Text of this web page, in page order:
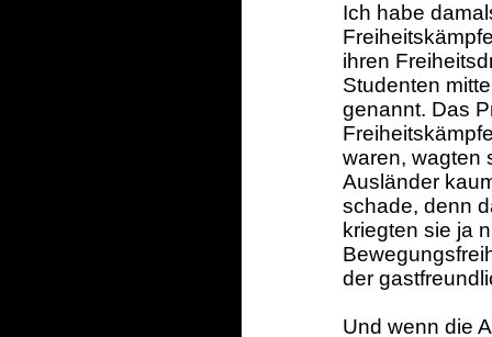
Ich habe
ihren
Studenten
genannt. Das
waren, wagten
Ausländer
schade, denn
kriegten sie ja
der
Und wenn die